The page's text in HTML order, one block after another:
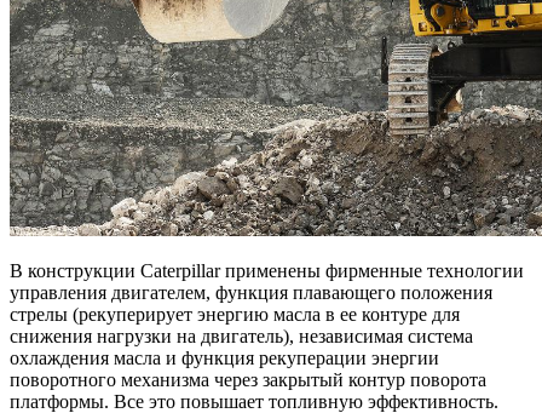
В конструкции Caterpillar применены фирменные технологии
управления двигателем, функция плавающего положения
стрелы (рекуперирует энергию масла в ее контуре для
снижения нагрузки на двигатель), независимая система
охлаждения масла и функция рекуперации энергии
поворотного механизма через закрытый контур поворота
платформы. Все это повышает топливную эффективность.